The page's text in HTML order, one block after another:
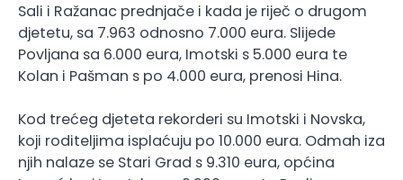
Sali i Ražanac prednjače i kada je riječ o drugom
djetetu, sa 7.963 odnosno 7.000 eura. Slijede
Povljana sa 6.000 eura, Imotski s 5.000 eura te
Kolan i Pašman s po 4.000 eura, prenosi Hina.
Kod trećeg djeteta rekorderi su Imotski i Novska,
koji roditeljima isplaćuju po 10.000 eura. Odmah iza
njih nalaze se Stari Grad s 9.310 eura, općina